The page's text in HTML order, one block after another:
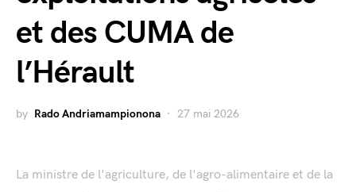
et des CUMA de
l’Hérault
by Rado Andriamampionona 27 mai 2026
La ministre de l'agriculture, de l'agro-alimentaire et de la